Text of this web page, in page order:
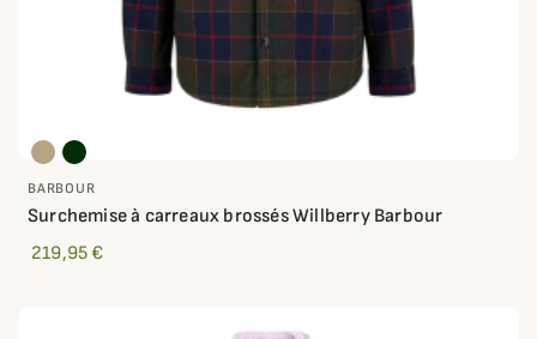
BARBOUR
Surchemise à carreaux brossés Willberry Barbour
219,95 €